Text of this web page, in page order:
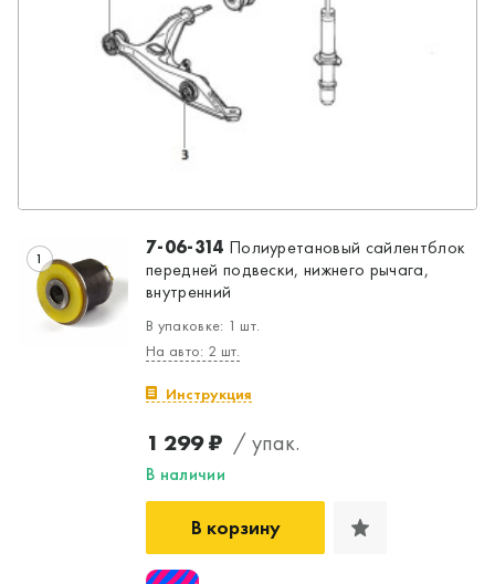
1 7-06-314 Полиуретановый сайлентблок
передней подвески, нижнего рычага,
внутренний
В упаковке: 1 шт.
На авто: 2 шт.
Инструкция
1 299 ₽ / упак.
В наличии
В корзину